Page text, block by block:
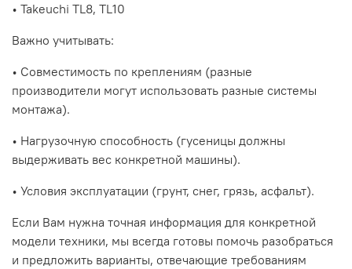
• Takeuchi TL8, TL10
Важно учитывать:
• Совместимость по креплениям (разные
производители могут использовать разные системы
монтажа).
• Нагрузочную способность (гусеницы должны
выдерживать вес конкретной машины).
• Условия эксплуатации (грунт, снег, грязь, асфальт).
Если Вам нужна точная информация для конкретной
модели техники, мы всегда готовы помочь разобраться
и предложить варианты, отвечающие требованиям